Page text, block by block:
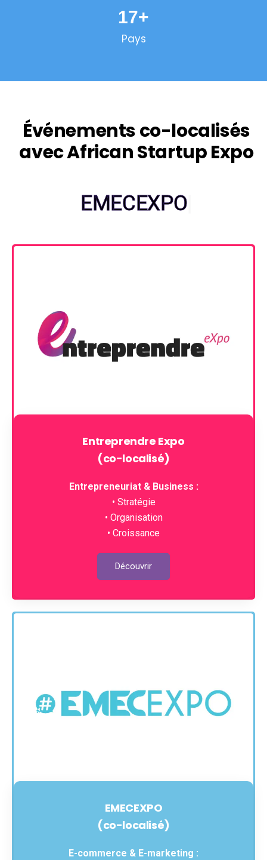
Pays
17+
Événements co-localisés
avec African Startup Expo
|
Entreprendre Expo
(co-localisé)
Entrepreneuriat & Business :
• Stratégie
• Organisation
• Croissance
Découvrir
EMECEXPO
(co-localisé)
E-commerce & E-marketing :